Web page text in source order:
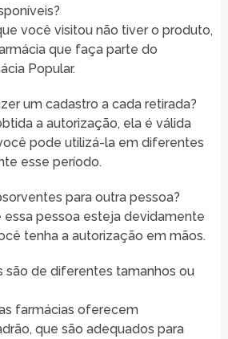
você visitou não tiver o produto,
que faça parte do
Popular.
um cadastro a cada retirada?
a autorização, ela é válida
pode utilizá-la em diferentes
esse período.
para outra pessoa?
essa pessoa esteja devidamente
tenha a autorização em mãos.
são de diferentes tamanhos ou
farmácias oferecem
que são adequados para